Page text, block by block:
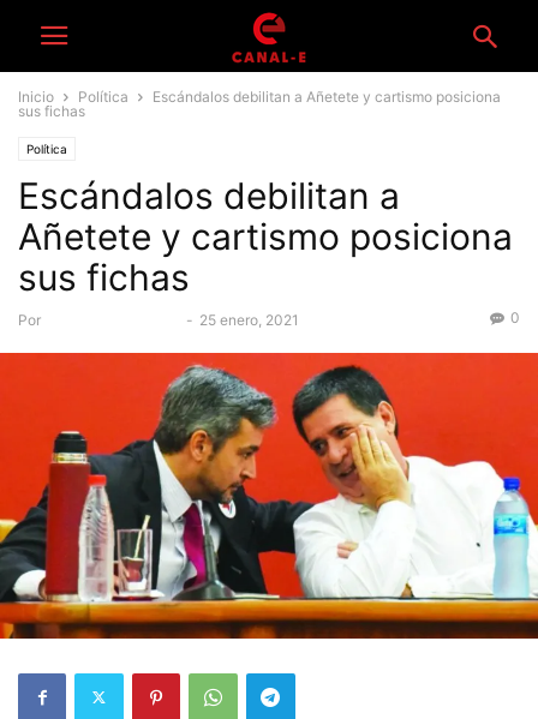
Inicio Política
Escándalos debilitan a Añetete y cartismo posiciona
sus fichas
Política
Escándalos debilitan a
Añetete y cartismo posiciona
sus fichas
Por - 25 enero, 2021 0